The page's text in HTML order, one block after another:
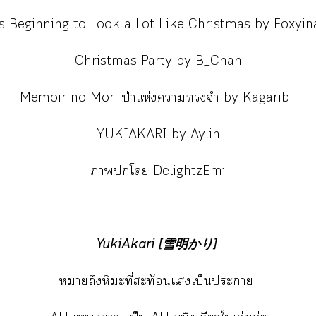
Beginning to Look a Lot Like Christmas by
Christmas Party by B_Chan
Memoir no Mori ป่าแห่งาจำ by Kagaribi
YUKIAKARI by Aylin
าโ DelightzEmi
YukiAkari [雪明かり]
าถึงหิมะที่สะท้อนแเป็นะา